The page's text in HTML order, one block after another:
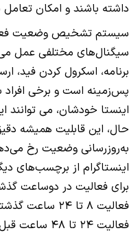
داشته باشند و امکان تعامل
​سیستم تشخیص وضعیت
سیگنال‌های مختلفی عمل
برنامه، اسکرول کردن فید،
پس‌زمینه است و برخی افراد
اینستا خودشان، می توانند
حال، این قابلیت همیشه
فعالیت ۲۴ تا